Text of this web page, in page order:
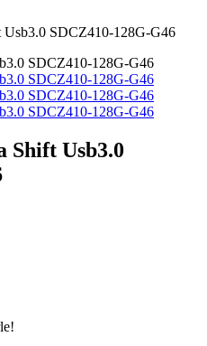
SDCZ410-128G-G46
Shift Usb3.0